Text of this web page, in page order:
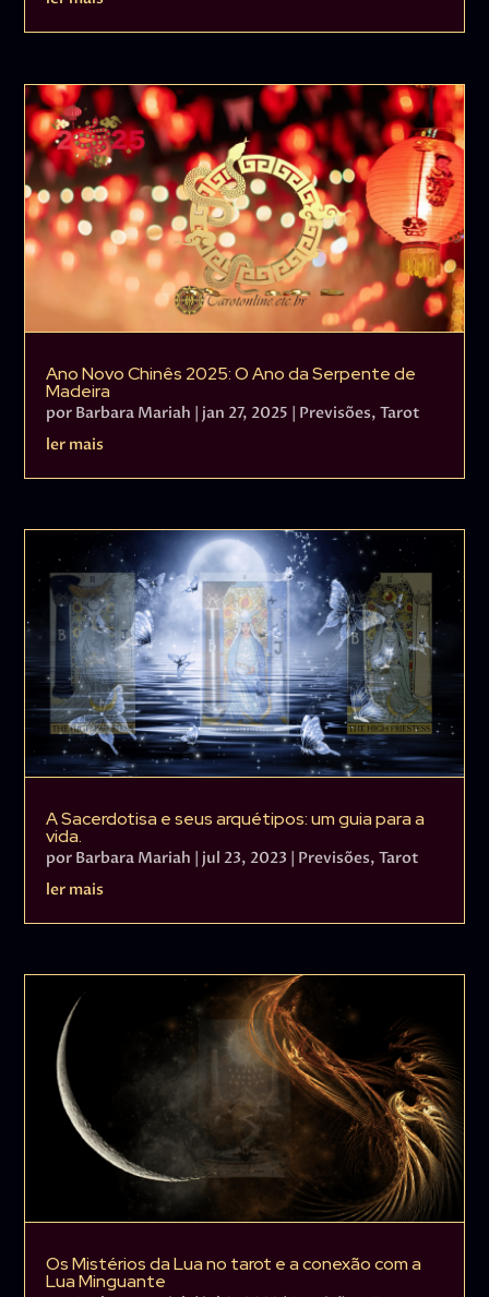
Ano Novo Chinês 2025: O Ano da Serpente de
Madeira
por Barbara Mariah | jan 27, 2025 | Previsões,Tarot
ler mais
A Sacerdotisa e seus arquétipos: um guia para a
vida.
por Barbara Mariah | jul 23, 2023 | Previsões,Tarot
ler mais
Os Mistérios da Lua no tarot e a conexão com a
Lua Minguante